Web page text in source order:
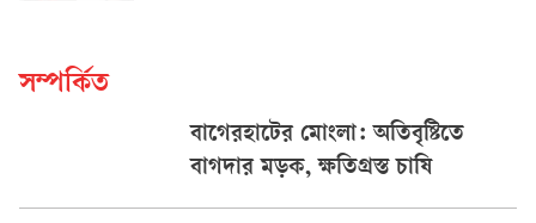
সম্পর্কিত
বাগেরহাটের মোংলা: অতিবৃষ্টিতে
বাগদার মড়ক, ক্ষতিগ্রস্ত চাষি